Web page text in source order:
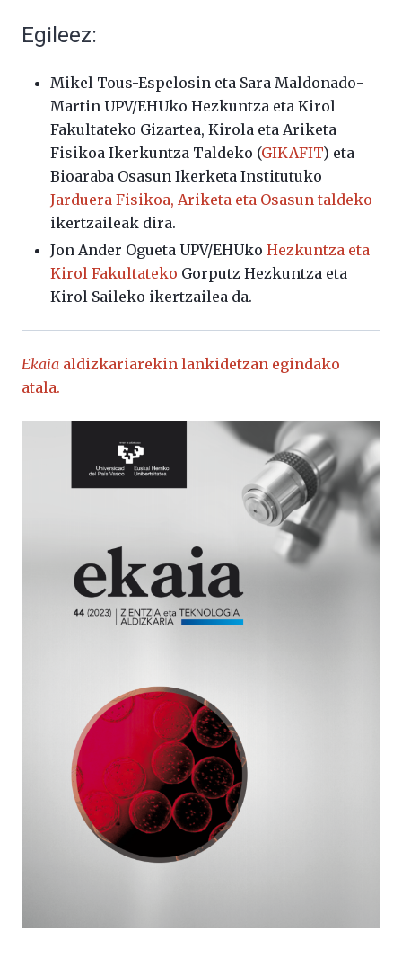
Egileez:
Mikel Tous-Espelosin eta Sara Maldonado-
Martin UPV/EHUko Hezkuntza eta Kirol
Fakultateko Gizartea, Kirola eta Ariketa
Fisikoa Ikerkuntza Taldeko (GIKAFIT) eta
Bioaraba Osasun Ikerketa Institutuko
Jarduera Fisikoa, Ariketa eta Osasun taldeko
ikertzaileak dira.
Jon Ander Ogueta UPV/EHUko Hezkuntza eta
Kirol Fakultateko Gorputz Hezkuntza eta
Kirol Saileko ikertzailea da.
Ekaia aldizkariarekin lankidetzan egindako
atala.